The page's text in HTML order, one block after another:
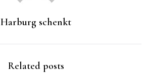
Harburg schenkt
Related posts